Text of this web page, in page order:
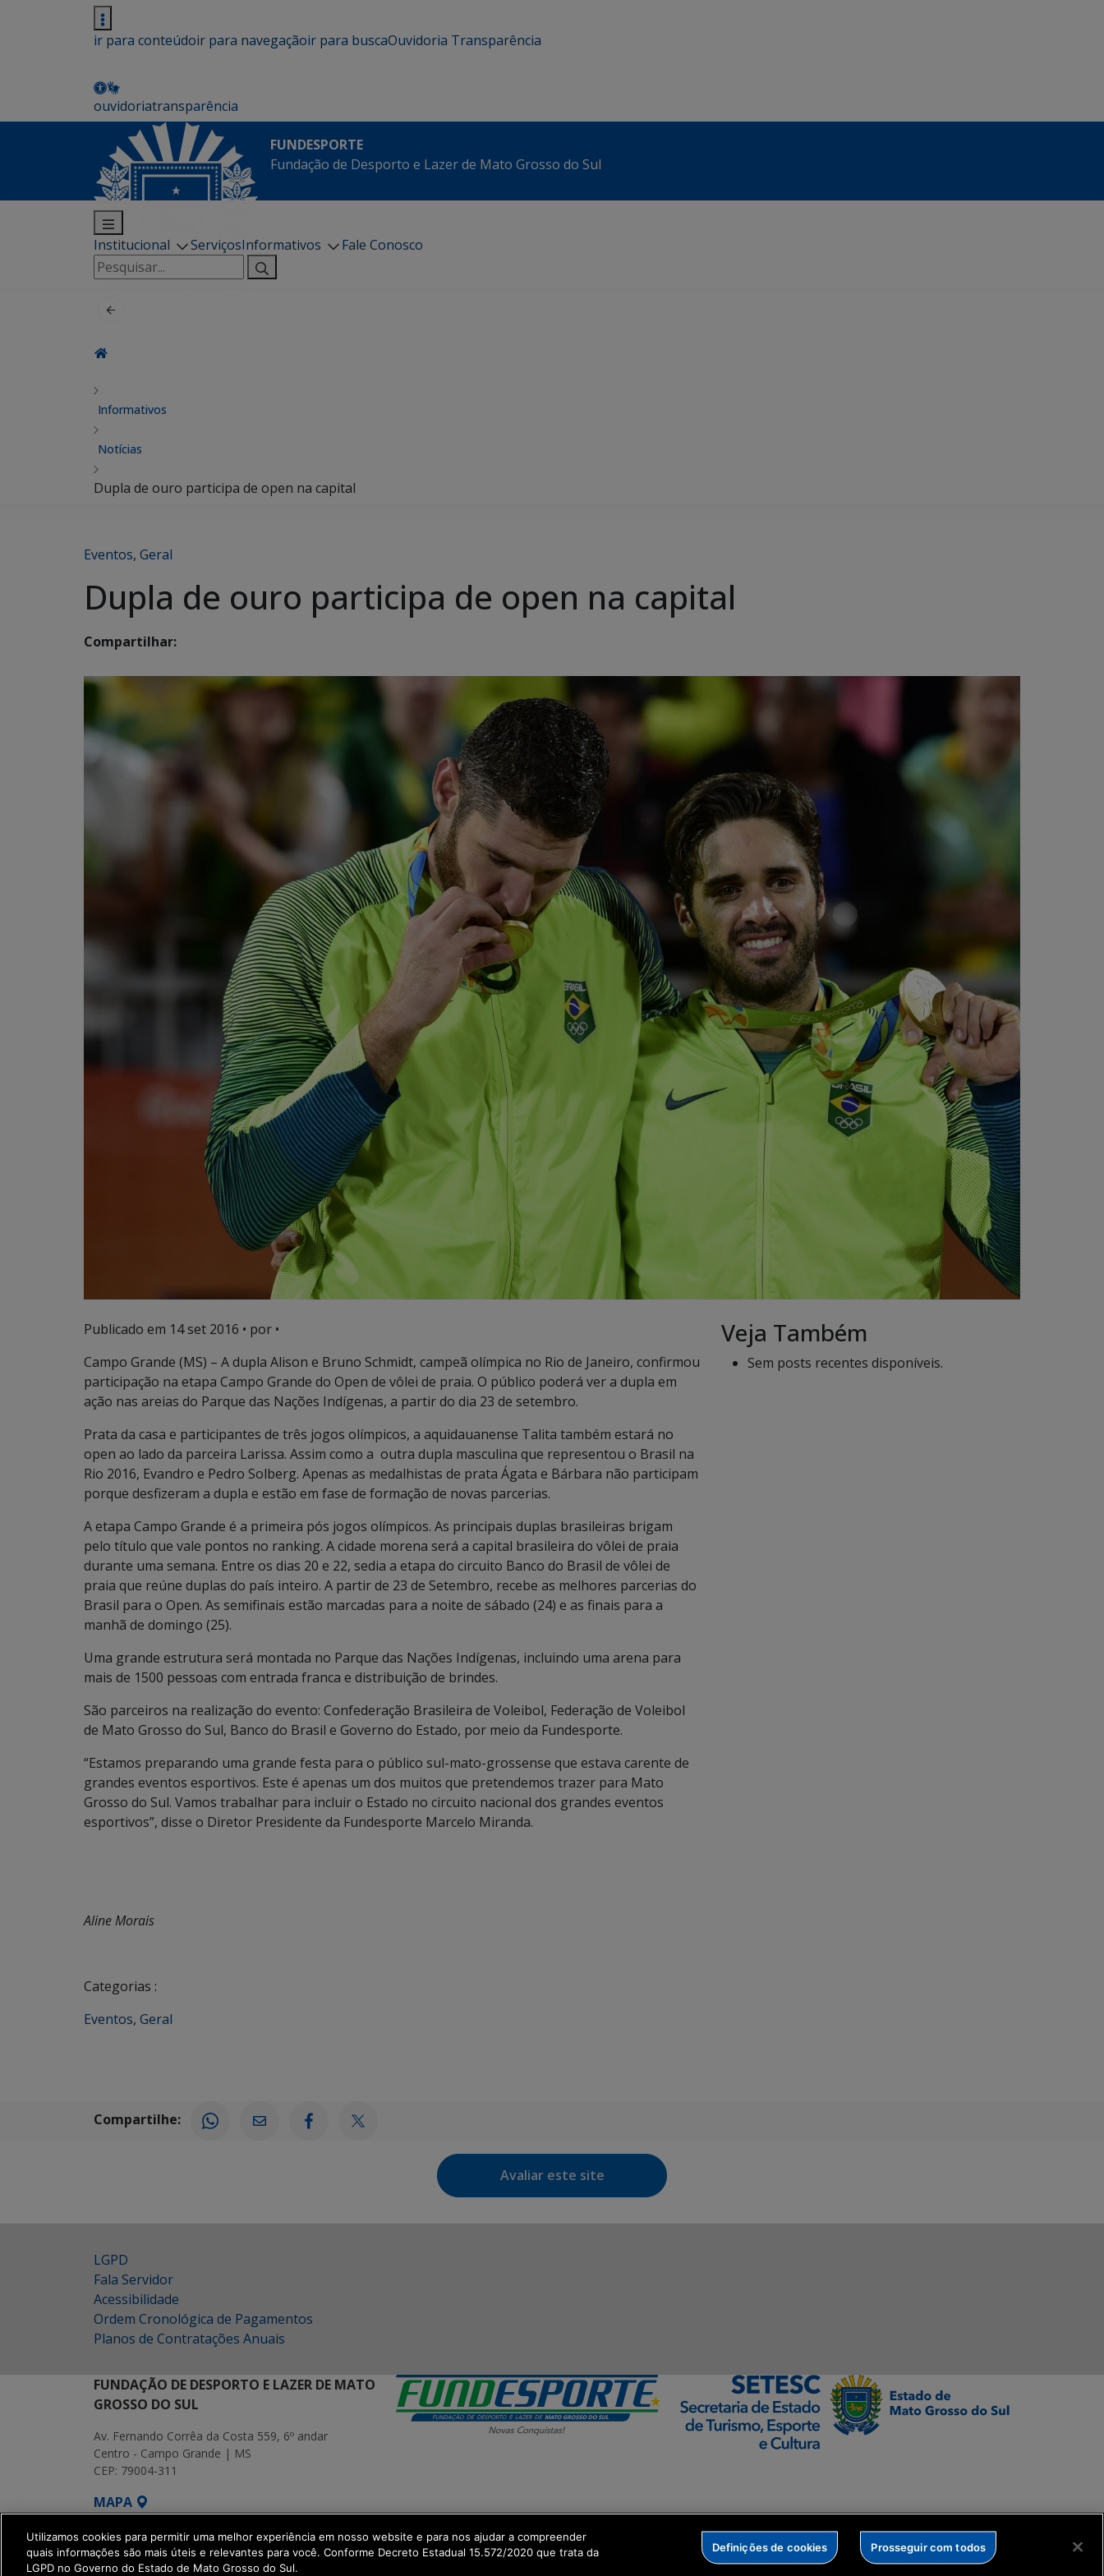
ir para conteúdoir para navegaçãoir para buscaOuvidoria Transparência
ouvidoriatransparência
FUNDESPORTE
Fundação de Desporto e Lazer de Mato Grosso do Sul
Institucional ServiçosInformativos
Fale Conosco
Pesquisar
por:
Informativos
Notícias
Dupla de ouro participa de open na capital
Eventos, Geral
Dupla de ouro participa de open na capital
Compartilhar:
Publicado em 14 set 2016 • por •
Campo Grande (MS) – A dupla Alison e Bruno Schmidt, campeã olímpica no Rio de Janeiro, confirmou
participação na etapa Campo Grande do Open de vôlei de praia. O público poderá ver a dupla em
ação nas areias do Parque das Nações Indígenas, a partir do dia 23 de setembro.
Prata da casa e participantes de três jogos olímpicos, a aquidauanense Talita também estará no
open ao lado da parceira Larissa. Assim como a outra dupla masculina que representou o Brasil na
Rio 2016, Evandro e Pedro Solberg. Apenas as medalhistas de prata Ágata e Bárbara não participam
porque desfizeram a dupla e estão em fase de formação de novas parcerias.
A etapa Campo Grande é a primeira pós jogos olímpicos. As principais duplas brasileiras brigam
pelo título que vale pontos no ranking. A cidade morena será a capital brasileira do vôlei de praia
durante uma semana. Entre os dias 20 e 22, sedia a etapa do circuito Banco do Brasil de vôlei de
praia que reúne duplas do país inteiro. A partir de 23 de Setembro, recebe as melhores parcerias do
Brasil para o Open. As semifinais estão marcadas para a noite de sábado (24) e as finais para a
manhã de domingo (25).
Uma grande estrutura será montada no Parque das Nações Indígenas, incluindo uma arena para
mais de 1500 pessoas com entrada franca e distribuição de brindes.
São parceiros na realização do evento: Confederação Brasileira de Voleibol, Federação de Voleibol
de Mato Grosso do Sul, Banco do Brasil e Governo do Estado, por meio da Fundesporte.
“Estamos preparando uma grande festa para o público sul-mato-grossense que estava carente de
grandes eventos esportivos. Este é apenas um dos muitos que pretendemos trazer para Mato
Grosso do Sul. Vamos trabalhar para incluir o Estado no circuito nacional dos grandes eventos
esportivos”, disse o Diretor Presidente da Fundesporte Marcelo Miranda.
Aline Morais
Categorias :
Eventos, Geral
Veja Também
Sem posts recentes disponíveis.
Compartilhe:
Avaliar este site
LGPD
Fala Servidor
Acessibilidade
Ordem Cronológica de Pagamentos
Planos de Contratações Anuais
FUNDAÇÃO DE DESPORTO E LAZER DE MATO
GROSSO DO SUL
Av. Fernando Corrêa da Costa 559, 6º andar
Centro - Campo Grande | MS
CEP: 79004-311
MAPA
SETDIG | Secretaria-Executiva de Transformação Digital
Utilizamos cookies para permitir uma melhor experiência em nosso website e para nos ajudar a compreender
quais informações são mais úteis e relevantes para você. Conforme Decreto Estadual 15.572/2020 que trata da
LGPD no Governo do Estado de Mato Grosso do Sul.
Definições de cookies Prosseguir com todos